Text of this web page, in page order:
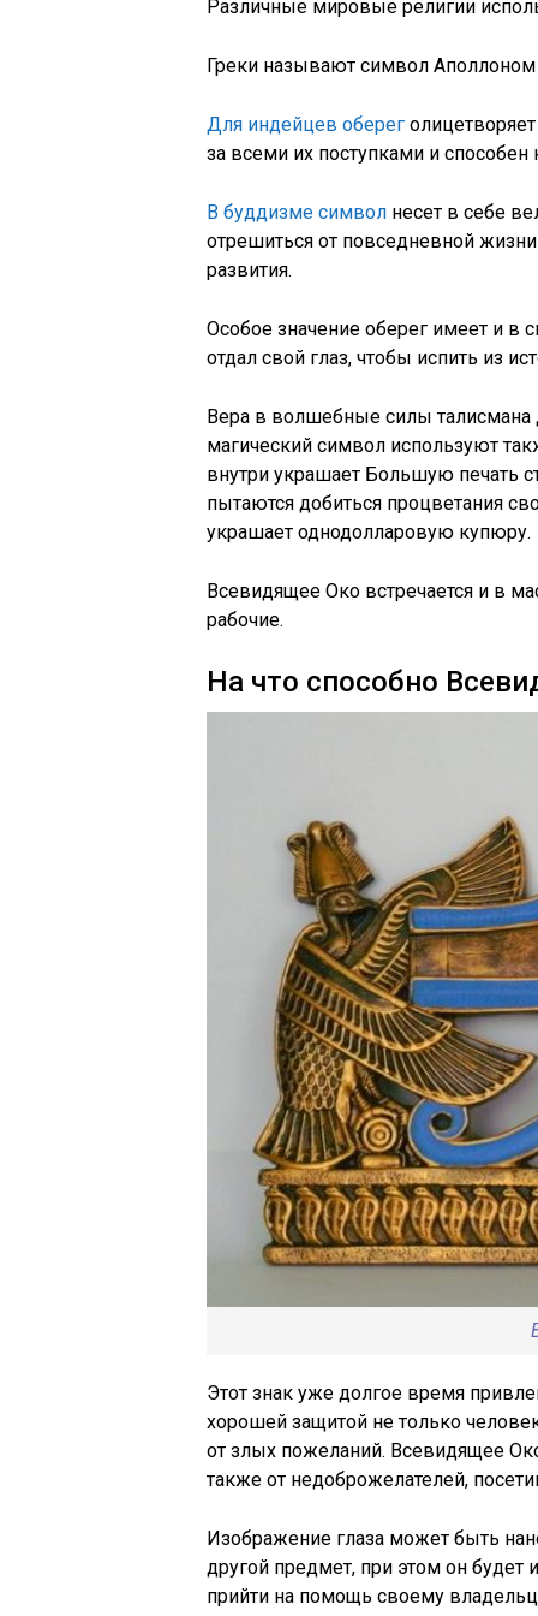
Различные мировые религии
Греки называют символ
Для индейцев оберег
за всеми их поступками и
В буддизме символ несет в себе
отрешиться от повседневной
развития.
Особое значение оберег имеет и
отдал свой глаз, чтобы испить из
Вера в волшебные силы
магический символ используют
внутри украшает Большую печать
пытаются добиться процветания
украшает однодолларовую купюру.
Всевидящее Око встречается и в
рабочие.
На что способно
Этот знак уже долгое время
хорошей защитой не только
от злых пожеланий. Всевидящее
также от недоброжелателей,
Изображение глаза может быть
другой предмет, при этом он
прийти на помощь своему